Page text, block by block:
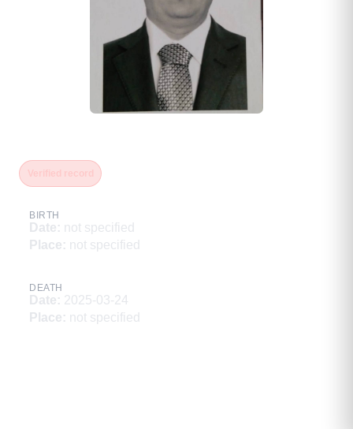
BIRTH
Date: not specified
Place: not specified
DEATH
Date: 2025-03-24
Place: not specified